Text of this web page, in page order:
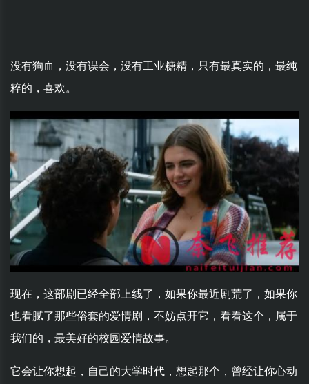
没有狗血，没有误会，没有工业糖精，只有最真实的，最纯
粹的，喜欢。
现在，这部剧已经全部上线了，如果你最近剧荒了，如果你
也看腻了那些俗套的爱情剧，不妨点开它，看看这个，属于
我们的，最美好的校园爱情故事。
它会让你想起，自己的大学时代，想起那个，曾经让你心动